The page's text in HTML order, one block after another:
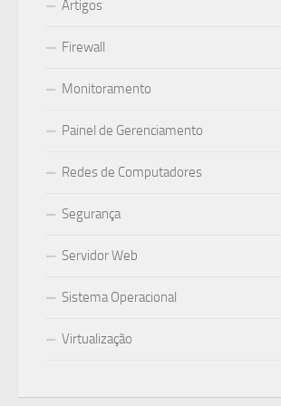
Artigos
Firewall
Monitoramento
Painel de Gerenciamento
Redes de Computadores
Segurança
Servidor Web
Sistema Operacional
Virtualização